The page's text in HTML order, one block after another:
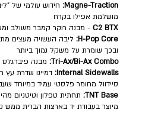
Magne-Traction:
מושלמת אפילו בקרח
C2 BTX - מבנה רוקר קמבר משולב
H-Pop Core: ליבה העשויה מעצים
ובכך שומרת על משקל נמוך ביותר
Tri-Ax/Bi-Ax Combo: מבנה פיברגלס
Internal Sidewalls: דמיינו שדרת
סיידוול מחומר פלסטי עמיד במיוחד
TNT Base: תחתית טפלון וטיטניום
מיוצר בעבודת יד בארצות הברית ממש